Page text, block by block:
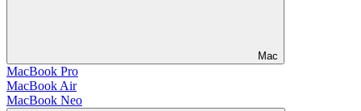
Mac
MacBook Pro
MacBook Air
MacBook Neo